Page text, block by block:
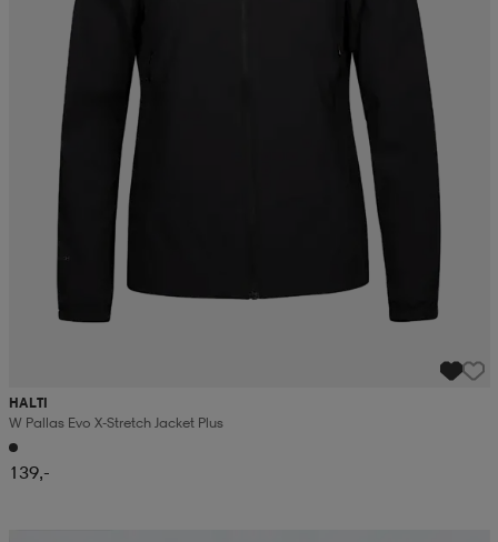
HALTI
W Pallas Evo X-Stretch Jacket Plus
139,-